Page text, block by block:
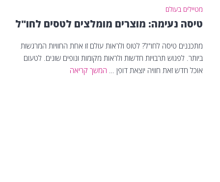
מטיילים בעולם
טיסה נעימה: מוצרים מומלצים לטסים לחו"ל
מתכננים טיסה לחו"ל? לטוס ולראות עולם זו אחת החוויות המרגשות
ביותר. לפגוש תרבויות חדשות ולראות מקומות ונופים שונים. לטעום
אוכל חדש זאת חוויה יוצאת דופן … המשך קריאה